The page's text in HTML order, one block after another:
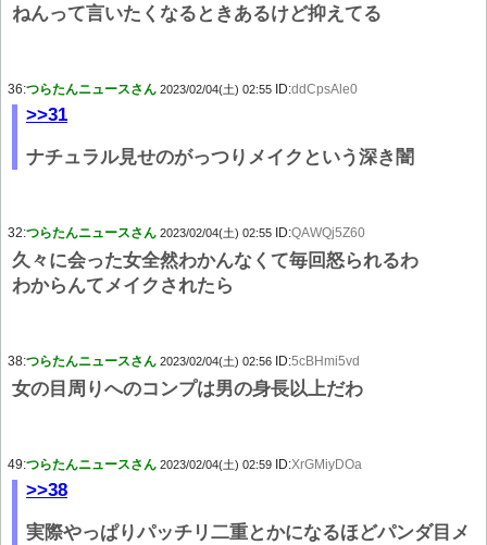
ねんって言いたくなるときあるけど抑えてる
36:つらたんニュースさん 2023/02/04(土) 02:55 ID:ddCpsAle0
>>31
ナチュラル見せのがっつりメイクという深き闇
32:つらたんニュースさん 2023/02/04(土) 02:55 ID:QAWQj5Z60
久々に会った女全然わかんなくて毎回怒られるわ
わからんてメイクされたら
38:つらたんニュースさん 2023/02/04(土) 02:56 ID:5cBHmi5vd
女の目周りへのコンプは男の身長以上だわ
49:つらたんニュースさん 2023/02/04(土) 02:59 ID:XrGMiyDOa
>>38
実際やっぱりパッチリ二重とかになるほどパンダ目メ